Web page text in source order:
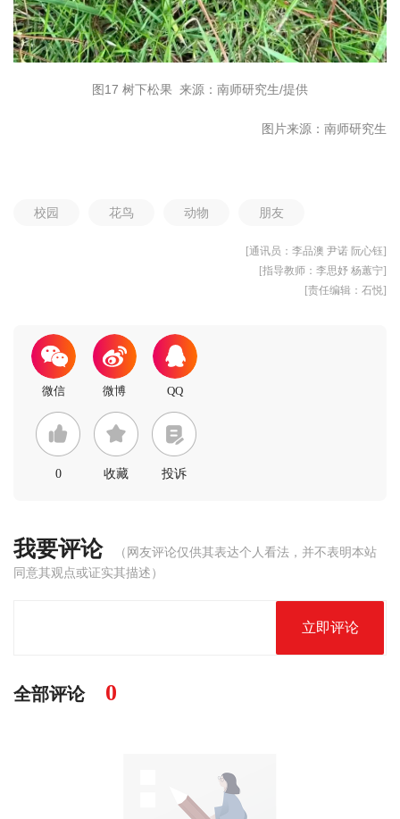
图17 树下松果 来源：南师研究生/提供
图片来源：南师研究生
校园 花鸟 动物 朋友
[通讯员：李品澳 尹诺 阮心钰]
[指导教师：李思妤 杨蕙宁]
[责任编辑：石悦]
0 收藏 投诉
我要评论
（网友评论仅供其表达个人看法，并不表明本站
同意其观点或证实其描述）
立即评论
全部评论 0